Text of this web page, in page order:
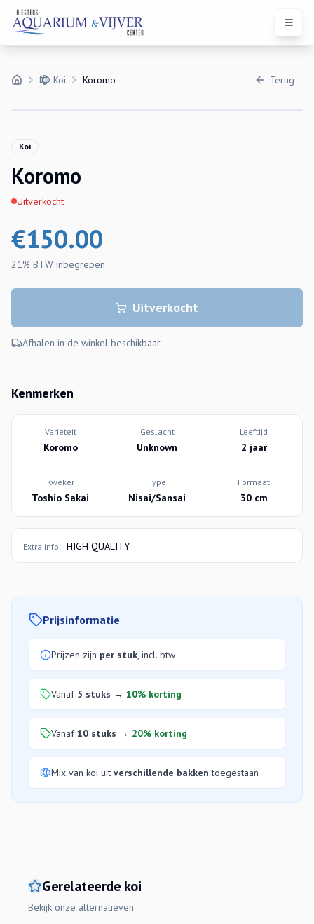
Open
Koi Koromo Terug
Koi
Koromo
Uitverkocht
€150.00
21% BTW inbegrepen
Uitverkocht
Afhalen in de winkel beschikbaar
Kenmerken
Variëteit
Koromo
Geslacht
Unknown
Leeftijd
2 jaar
Kweker
Toshio Sakai
Type
Nisai/Sansai
Formaat
30 cm
Extra info: HIGH QUALITY
Prijsinformatie
Prijzen zijn per stuk, incl. btw
Vanaf 5 stuks → 10% korting
Vanaf10 stuks → 20% korting
Mix van koi uit verschillende bakken toegestaan
Gerelateerde koi
Bekijk onze alternatieven